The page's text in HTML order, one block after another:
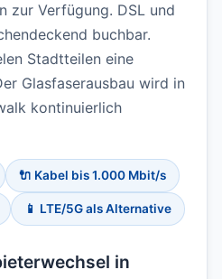
zur Verfügung. DSL und
buchbar.
Stadtteilen eine
Glasfaserausbau wird in
kontinuierlich
🔌 Kabel bis 1.000 Mbit/s
📱 LTE/5G als Alternative
in